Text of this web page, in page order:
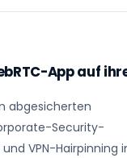
App auf
abgesicherten
Security-
und VPN-Hairpinning